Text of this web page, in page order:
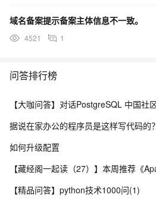
域名备案提示备案主体信息不一致。
4521 1
问答排行榜
据说在家办公的程序员是这样写代码的？
如何升级配置
【精品问答】python技术1000问(1)